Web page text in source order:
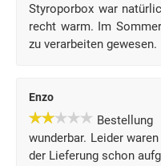
Styroporbox war
recht warm. Im
zu verarbeiten gewesen.
Enzo
wunderbar. Leider
der Lieferung schon